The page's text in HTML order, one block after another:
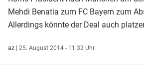
Mehdi Benatia zum FC Bayern zum
Allerdings könnte der Deal auch
az | 25. August 2014 - 11:32 Uhr